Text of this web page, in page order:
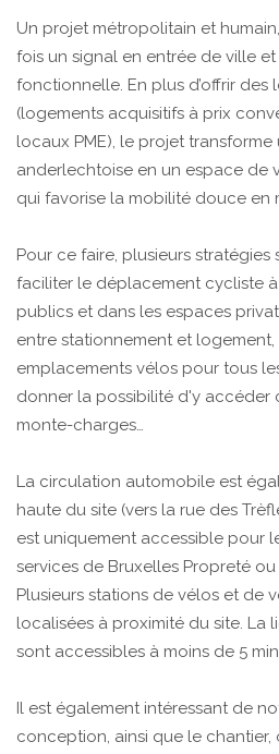
Un projet métropolitain et
fois un signal en entrée de ville
fonctionnelle. En plus d’offrir
(logements acquisitifs à prix
locaux PME), le projet transforme
anderlechtoise en un espace de
qui favorise la mobilité douce en
Pour ce faire, plusieurs stratégies
faciliter le déplacement cycliste
publics et dans les espaces
entre stationnement et
emplacements vélos pour tous
donner la possibilité d'y
monte-charges…
La circulation automobile est
haute du site (vers la rue des
est uniquement accessible pour
services de Bruxelles Propreté
Plusieurs stations de vélos et de
localisées à proximité du site. La
sont accessibles à moins de 5
Il est également intéressant de
conception, ainsi que le